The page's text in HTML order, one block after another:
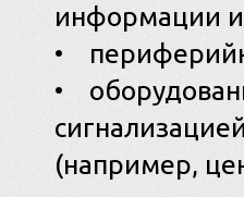
информации
•
•
(например,